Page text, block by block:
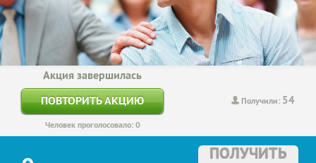
Получили: 54
Акция завершилась
ПОВТОРИТЬ АКЦИЮ
Человек проголосовало: 0
ПОЛУЧИТЬ